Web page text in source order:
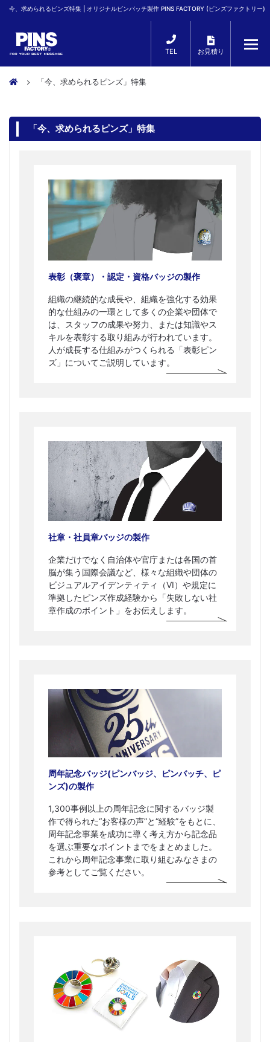
今、求められるピンズ特集 | オリジナルピンバッチ製作 PINS FACTORY (ピンズファクトリー)
TEL お見積り
「今、求められるピンズ」特集
「今、求められるピンズ」特集
表彰（褒章）・認定・資格バッジの製作
組織の継続的な成長や、組織を強化する効果
的な仕組みの一環として多くの企業や団体で
は、スタッフの成果や努力、または知識やス
キルを表彰する取り組みが行われています。
人が成長する仕組みがつくられる「表彰ピン
ズ」についてご説明しています。
社章・社員章バッジの製作
企業だけでなく自治体や官庁または各国の首
脳が集う国際会議など、様々な組織や団体の
ビジュアルアイデンティティ（VI）や規定に
準拠したピンズ作成経験から「失敗しない社
章作成のポイント」をお伝えします。
周年記念バッジ(ピンバッジ、ピンバッチ、ピ
ンズ)の製作
1,300事例以上の周年記念に関するバッジ製
作で得られた“お客様の声”と“経験”をもとに、
周年記念事業を成功に導く考え方から記念品
を選ぶ重要なポイントまでをまとめました。
これから周年記念事業に取り組むみなさまの
参考としてご覧ください。